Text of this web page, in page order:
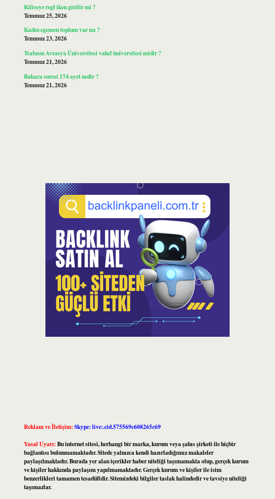
Kiliseye regl iken girilir mi ?
Temmuz 25, 2026
Kadın egemen toplum var mı ?
Temmuz 23, 2026
Trabzon Avrasya Üniversitesi vakıf üniversitesi midir ?
Temmuz 21, 2026
Bakara suresi 174 ayet nedir ?
Temmuz 21, 2026
Reklam ve İletişim:Skype: live:.cid.575569c608265c69
Yasal Uyarı:Bu internet sitesi, herhangi bir marka, kurum veya şahıs şirketi ile hiçbir
bağlantısı bulunmamaktadır. Sitede yalnızca kendi hazırladığımız makaleler
paylaşılmaktadır. Burada yer alan içerikler haber niteliği taşımamakta olup, gerçek kurum
ve kişiler hakkında paylaşım yapılmamaktadır. Gerçek kurum ve kişiler ile isim
benzerlikleri tamamen tesadüfidir. Sitemizdeki bilgiler taslak halindedir ve tavsiye niteliği
taşımazlar.